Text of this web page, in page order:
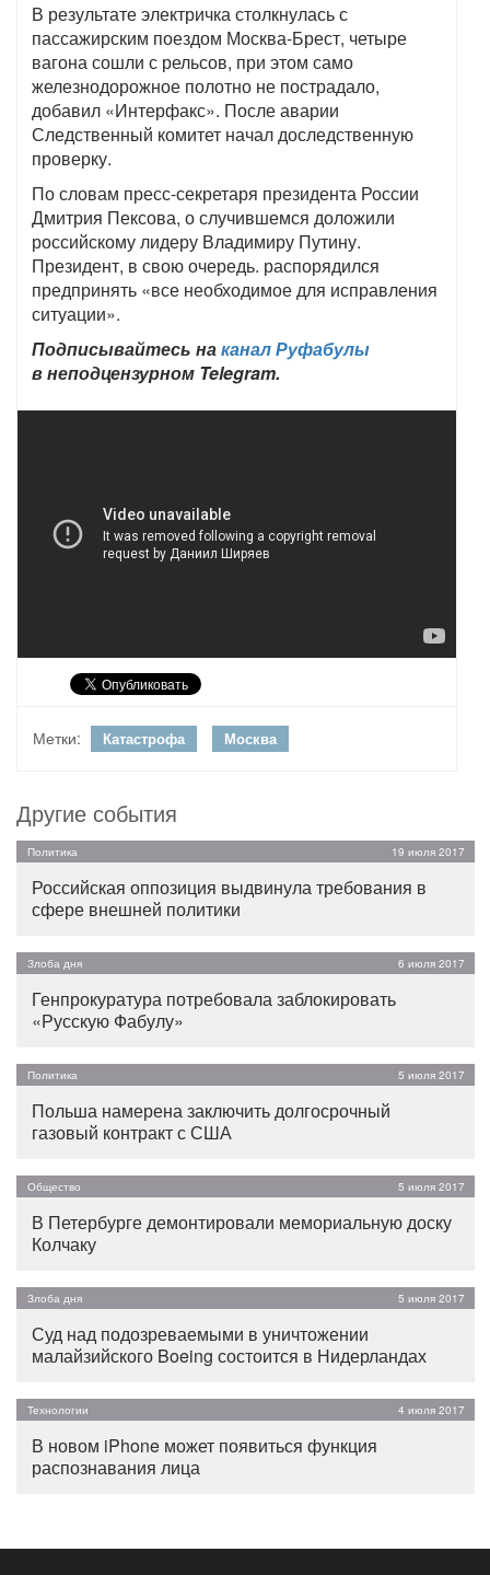
В результате электричка столкнулась с
пассажирским поездом Москва-Брест, четыре
вагона сошли с рельсов, при этом само
железнодорожное полотно не пострадало,
добавил «Интерфакс». После аварии
Следственный комитет начал доследственную
проверку.
По словам пресс-секретаря президента России
Дмитрия Пексова, о случившемся доложили
российскому лидеру Владимиру Путину.
Президент, в свою очередь. распорядился
предпринять «все необходимое для исправления
ситуации».
Подписывайтесь наканал Руфабулы
в неподцензурном Telegram.
Метки: Катастрофа Москва
Другие события
Политика 19 июля 2017
Российская оппозиция выдвинула требования в
сфере внешней политики
Злоба дня 6 июля 2017
Генпрокуратура потребовала заблокировать
«Русскую Фабулу»
Политика 5 июля 2017
Польша намерена заключить долгосрочный
газовый контракт с США
Общество 5 июля 2017
В Петербурге демонтировали мемориальную доску
Колчаку
Злоба дня 5 июля 2017
Суд над подозреваемыми в уничтожении
малайзийского Boeing состоится в Нидерландах
Технологии 4 июля 2017
В новом iPhone может появиться функция
распознавания лица